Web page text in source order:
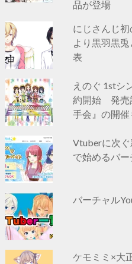
品が登場
にじさんじ
より黒羽黒
表
えのぐ 1stシ
約開始 発売
手会』の開催
Vtuberに次ぐ
で始めるバ
バーチャル
ケモミミ×大